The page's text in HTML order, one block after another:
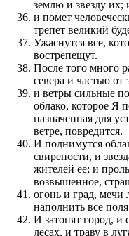
землю и звезду их;
и помет
трепет великий
Ужаснутся все,
вострепещут.
После того много
севера и частью от
и ветры сильные
облако, которое Я
назначенная для
ветре, повредится.
И поднимутся
свирепости, и
жителей ее; и
возвышенное,
огонь и град,
наполнить все
И затопят город, и
лесах, и траву в